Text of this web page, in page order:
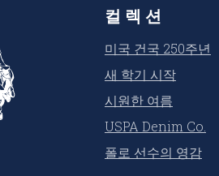
컬렉션
미국 건국 250주년
새 학기 시작
시원한 여름
USPA Denim Co.
폴로 선수의 영감